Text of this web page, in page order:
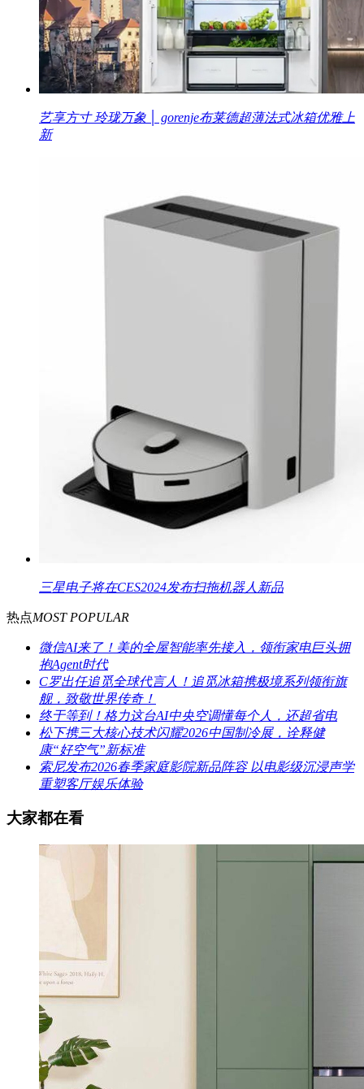
艺享方寸 玲珑万象 │ gorenje布莱德超薄法式冰箱优雅上
新
三星电子将在CES2024发布扫拖机器人新品
热点MOST POPULAR
微信AI来了！美的全屋智能率先接入，领衔家电巨头拥
抱Agent时代
C罗出任追觅全球代言人！追觅冰箱携极境系列领衔旗
舰，致敬世界传奇！
终于等到！格力这台AI中央空调懂每个人，还超省电
松下携三大核心技术闪耀2026中国制冷展，诠释健
康“好空气”新标准
索尼发布2026春季家庭影院新品阵容 以电影级沉浸声学
重塑客厅娱乐体验
大家都在看